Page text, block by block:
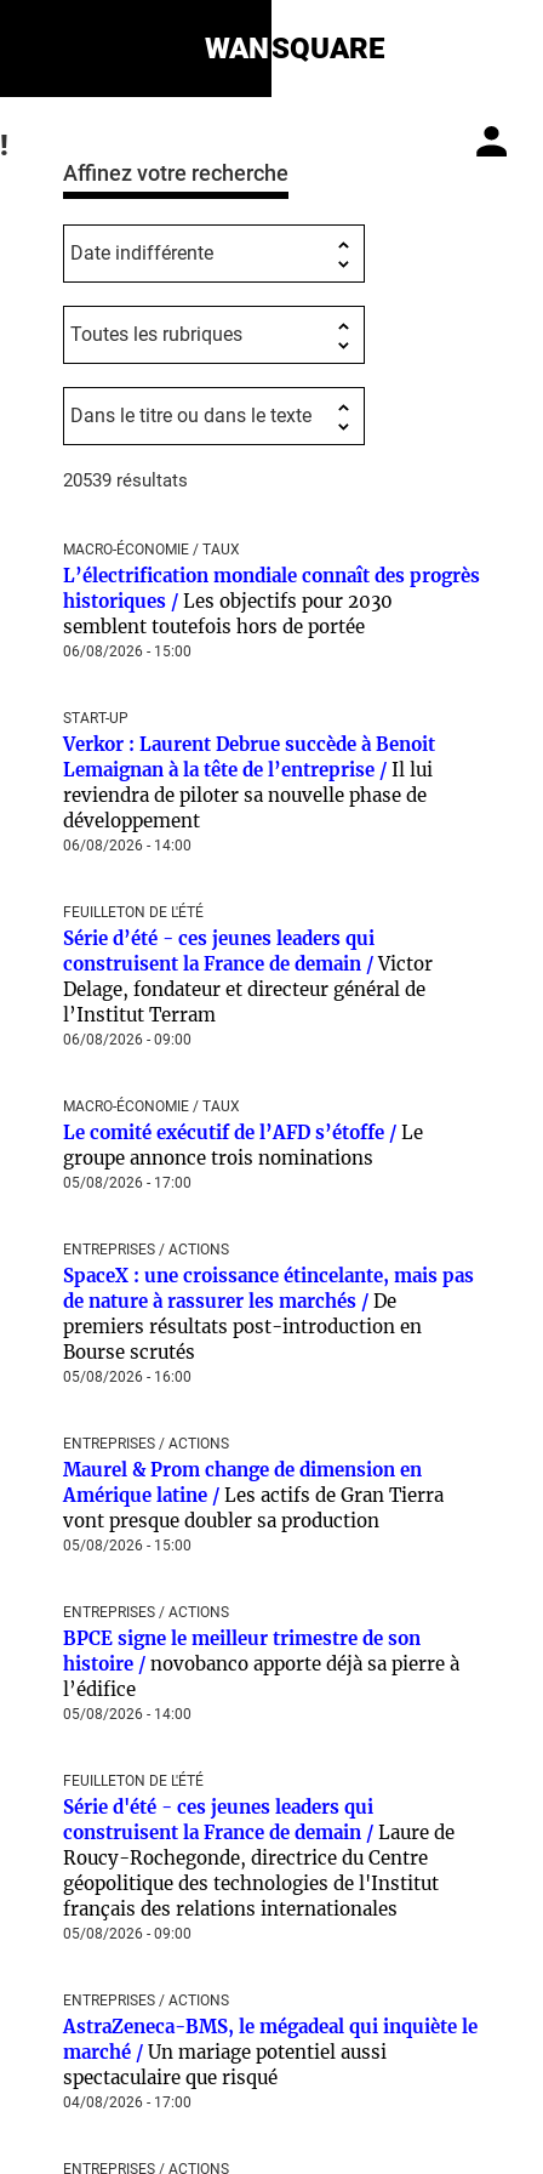
WANSQUARE
!
Affinez votre recherche
20539 résultats
MACRO-ÉCONOMIE / TAUX
L’électrification mondiale connaît des progrès
historiques / Les objectifs pour 2030
semblent toutefois hors de portée
06/08/2026 - 15:00
START-UP
Verkor : Laurent Debrue succède à Benoit
Lemaignan à la tête de l’entreprise / Il lui
reviendra de piloter sa nouvelle phase de
développement
06/08/2026 - 14:00
FEUILLETON DE L'ÉTÉ
Série d’été - ces jeunes leaders qui
construisent la France de demain /Victor
Delage, fondateur et directeur général de
l’Institut Terram
06/08/2026 - 09:00
MACRO-ÉCONOMIE / TAUX
Le comité exécutif de l’AFD s’étoffe / Le
groupe annonce trois nominations
05/08/2026 - 17:00
ENTREPRISES / ACTIONS
SpaceX : une croissance étincelante, mais pas
de nature à rassurer les marchés / De
premiers résultats post-introduction en
Bourse scrutés
05/08/2026 - 16:00
ENTREPRISES / ACTIONS
Maurel & Prom change de dimension en
Amérique latine / Les actifs de Gran Tierra
vont presque doubler sa production
05/08/2026 - 15:00
ENTREPRISES / ACTIONS
BPCE signe le meilleur trimestre de son
histoire / novobanco apporte déjà sa pierre à
l’édifice
05/08/2026 - 14:00
FEUILLETON DE L'ÉTÉ
Série d'été - ces jeunes leaders qui
construisent la France de demain / Laure de
Roucy-Rochegonde, directrice du Centre
géopolitique des technologies de l'Institut
français des relations internationales
05/08/2026 - 09:00
ENTREPRISES / ACTIONS
AstraZeneca-BMS, le mégadeal qui inquiète le
marché / Un mariage potentiel aussi
spectaculaire que risqué
04/08/2026 - 17:00
ENTREPRISES / ACTIONS